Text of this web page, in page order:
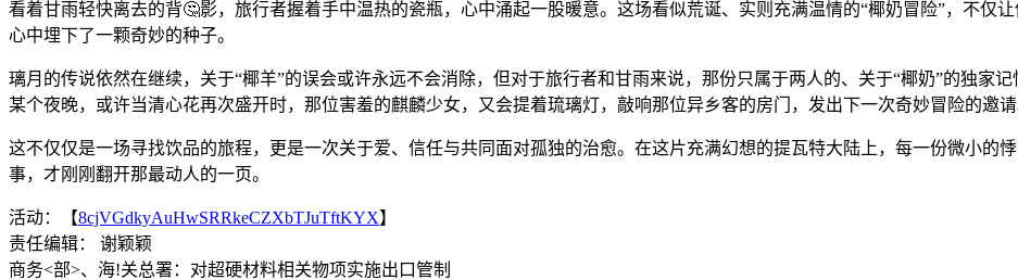
看着甘雨轻快离去的背🤔影，旅行者握着手中温热的瓷瓶，心中涌起一股暖意。这场看似荒诞、实则充满温情的“椰奶冒险”，不仅
心中埋下了一颗奇妙的种子。
璃月的传说依然在继续，关于“椰羊”的误会或许永远不会消除，但对于旅行者和甘雨来说，那份只属于两人的、关于“椰奶”的独家
某个夜晚，或许当清心花再次盛开时，那位害羞的麒麟少女，又会提着琉璃灯，敲响那位异乡客的房门，发出下一次奇妙冒险的邀请
这不仅仅是一场寻找饮品的旅程，更是一次关于爱、信任与共同面对孤独的治愈。在这片充满幻想的提瓦特大陆上，每一份微小的
事，才刚刚翻开那最动人的一页。
活动：【8cjVGdkyAuHwSRRkeCZXbTJuTftKYX】
责任编辑： 谢颖颖
商务<部>、海!关总署：对超硬材料相关物项实施出口管制